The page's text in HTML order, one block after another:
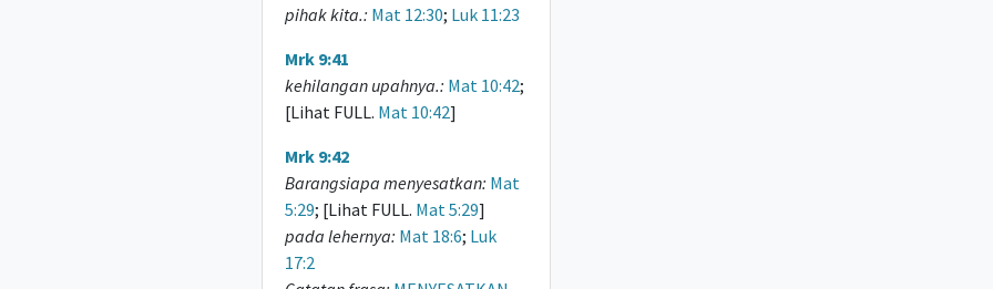
pihak kita.: Mat 12:30; Luk 11:23
Mrk 9:41
kehilangan upahnya.: Mat 10:42;
[Lihat FULL. Mat 10:42]
Mrk 9:42
Barangsiapa menyesatkan: Mat
5:29; [Lihat FULL. Mat 5:29]
pada lehernya: Mat 18:6; Luk
17:2